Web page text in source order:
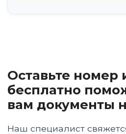
Пошаговый порядок
до получения изделия
получения протеза
Оставьте номер
бесплатно
вам документы
Наш специалист